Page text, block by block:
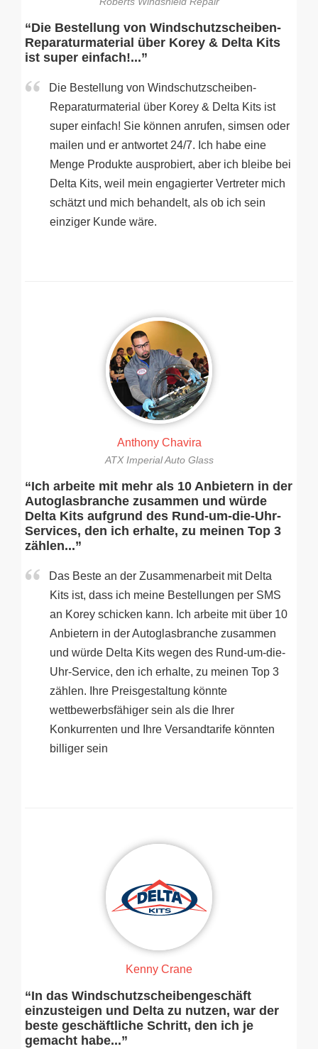
“Die Bestellung von Windschutzscheiben-
Reparaturmaterial über Korey & Delta Kits
ist super einfach!...”
Die Bestellung von Windschutzscheiben-
Reparaturmaterial über Korey & Delta Kits ist
super einfach! Sie können anrufen, simsen oder
mailen und er antwortet 24/7. Ich habe eine
Menge Produkte ausprobiert, aber ich bleibe bei
Delta Kits, weil mein engagierter Vertreter mich
schätzt und mich behandelt, als ob ich sein
einziger Kunde wäre.
Anthony Chavira
ATX Imperial Auto Glass
“Ich arbeite mit mehr als 10 Anbietern in der
Autoglasbranche zusammen und würde
Delta Kits aufgrund des Rund-um-die-Uhr-
Services, den ich erhalte, zu meinen Top 3
zählen...”
Das Beste an der Zusammenarbeit mit Delta
Kits ist, dass ich meine Bestellungen per SMS
an Korey schicken kann. Ich arbeite mit über 10
Anbietern in der Autoglasbranche zusammen
und würde Delta Kits wegen des Rund-um-die-
Uhr-Service, den ich erhalte, zu meinen Top 3
zählen. Ihre Preisgestaltung könnte
wettbewerbsfähiger sein als die Ihrer
Konkurrenten und Ihre Versandtarife könnten
billiger sein
Kenny Crane
“In das Windschutzscheibengeschäft
einzusteigen und Delta zu nutzen, war der
beste geschäftliche Schritt, den ich je
gemacht habe...”